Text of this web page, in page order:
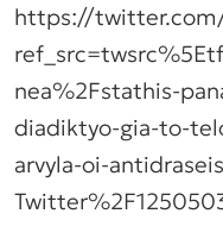
https://twitter.com/
nea%2Fstathis-
diadiktyo-gia-to-
arvyla-oi-